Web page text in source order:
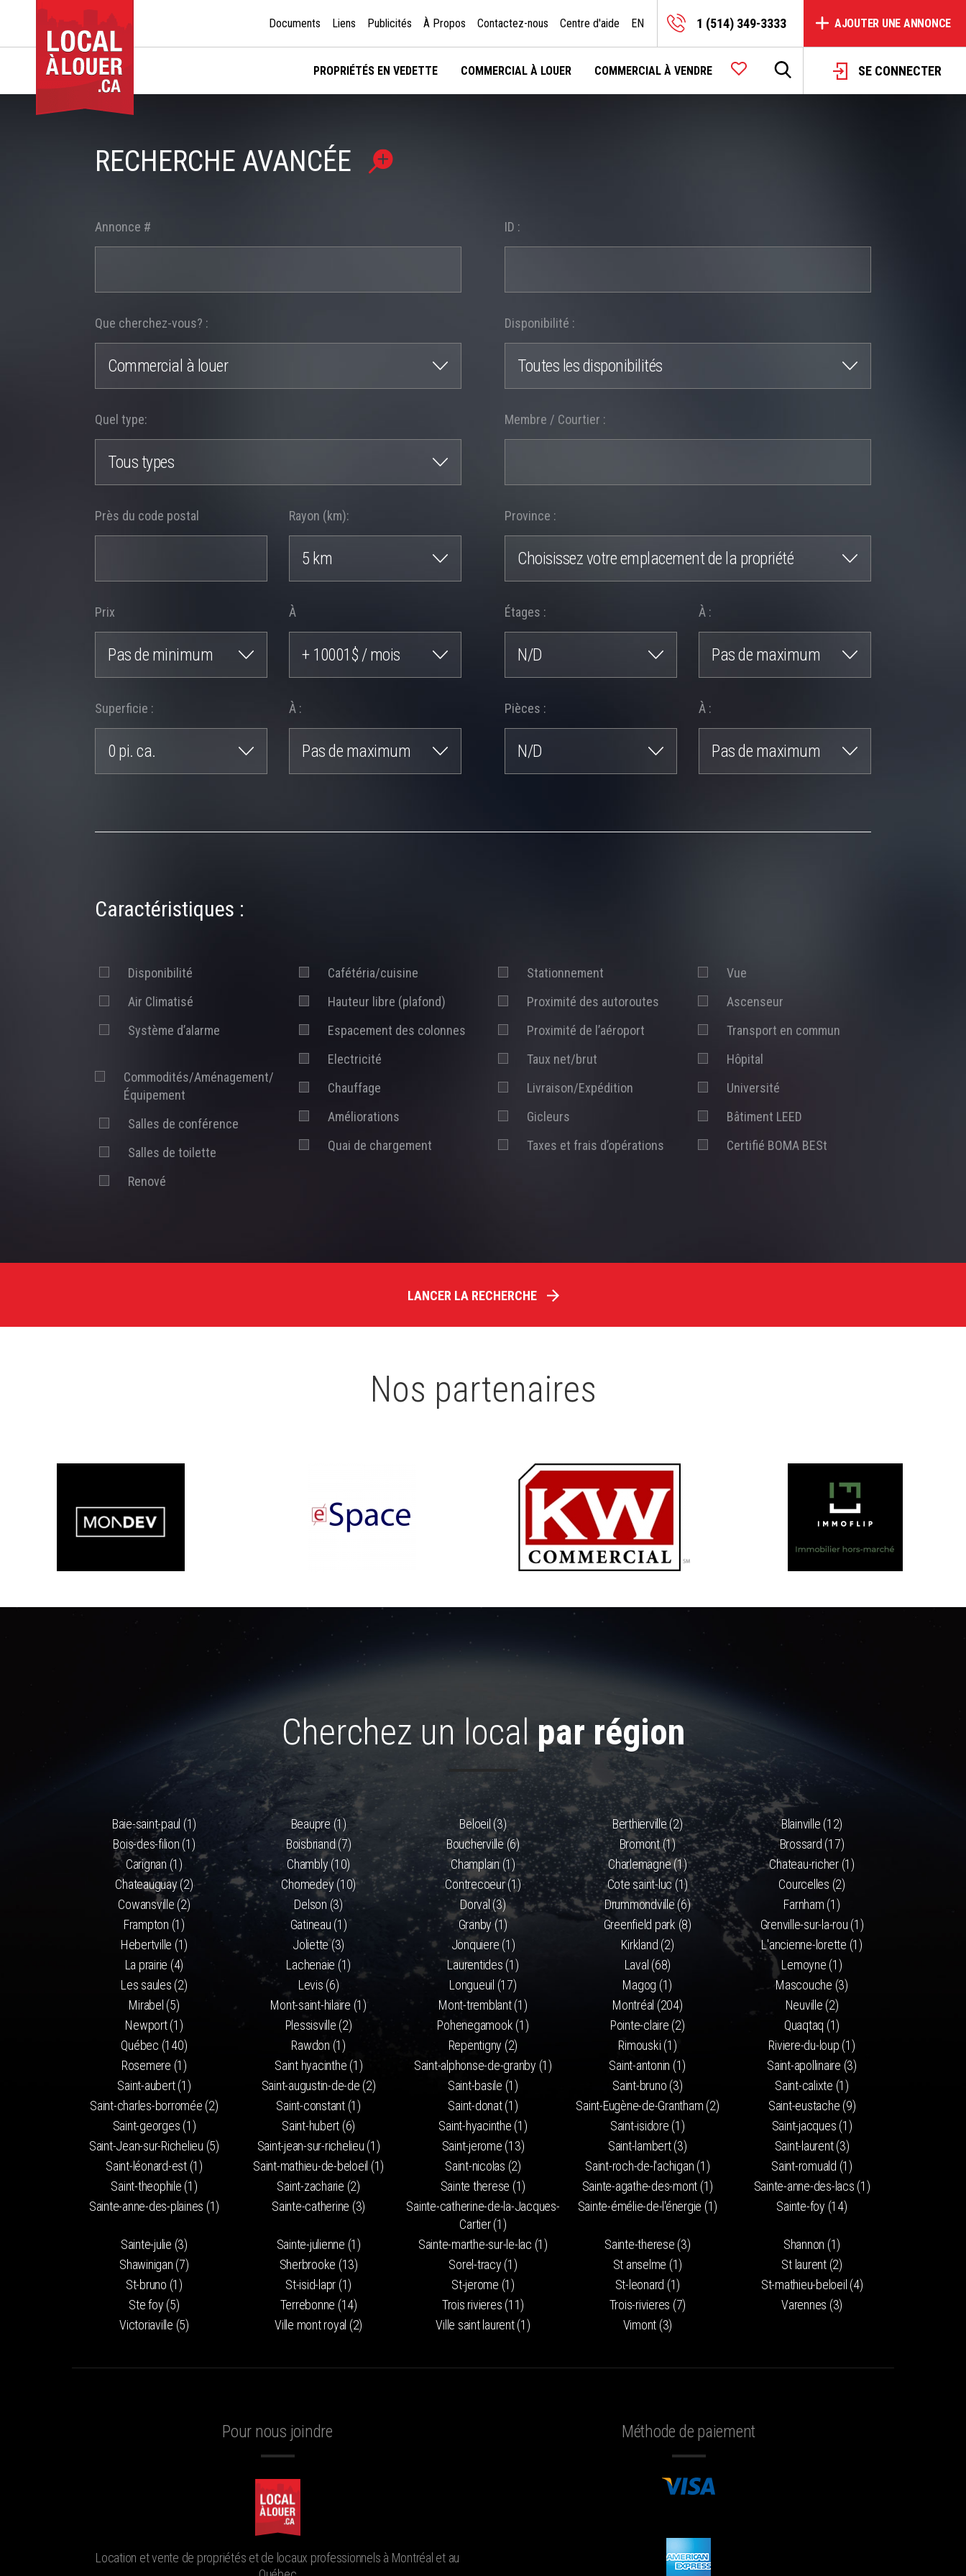
Documents Liens Publicités À Propos Contactez-nous Centre d'aide EN 1 (514) 349-3333 AJOUTER UNE ANNONCE
PROPRIÉTÉS EN VEDETTE COMMERCIAL À LOUER COMMERCIAL À VENDRE SE CONNECTER
RECHERCHE AVANCÉE
Annonce #
Que cherchez-vous? :
Commercial à louer
Quel type:
Tous types
Près du code postal Rayon (km):
5 km
Prix
Pas de minimum
À
+ 10001$ / mois
Superficie :
0 pi. ca.
À :
Pas de maximum
ID :
Disponibilité :
Toutes les disponibilités
Membre / Courtier :
Province :
Choisissez votre emplacement de la propriété
Étages :
N/D
À :
Pas de maximum
Pièces :
N/D
À :
Pas de maximum
Caractéristiques :
Disponibilité
Air Climatisé
Système d’alarme
Commodités/Aménagement/
Équipement
Salles de conférence
Salles de toilette
Renové
Cafétéria/cuisine
Hauteur libre (plafond)
Espacement des colonnes
Electricité
Chauffage
Améliorations
Quai de chargement
Stationnement
Proximité des autoroutes
Proximité de l’aéroport
Taux net/brut
Livraison/Expédition
Gicleurs
Taxes et frais d’opérations
Vue
Ascenseur
Transport en commun
Hôpital
Université
Bâtiment LEED
Certifié BOMA BESt
LANCER LA RECHERCHE
Nos partenaires
Cherchez un local par région
Baie-saint-paul (1) Beaupre (1) Beloeil (3) Berthierville (2)
Blainville (12)
Bois-des-filion (1)
Boisbriand (7) Boucherville (6) Bromont (1)
Brossard (17)
Carignan (1)
Chambly (10) Champlain (1) Charlemagne (1)
Chateau-richer (1)
Chateauguay (2)
Chomedey (10) Contrecoeur (1) Cote saint-luc (1)
Courcelles (2)
Cowansville (2)
Delson (3) Dorval (3) Drummondville (6)
Farnham (1)
Frampton (1)
Gatineau (1) Granby (1) Greenfield park (8)
Grenville-sur-la-rou (1)
Hebertville (1)
Joliette (3) Jonquiere (1) Kirkland (2)
L'ancienne-lorette (1)
La prairie (4)
Lachenaie (1) Laurentides (1) Laval (68)
Lemoyne (1)
Les saules (2)
Levis (6) Longueuil (17) Magog (1)
Mascouche (3)
Mirabel (5)
Mont-saint-hilaire (1) Mont-tremblant (1) Montréal (204)
Neuville (2)
Newport (1)
Plessisville (2) Pohenegamook (1) Pointe-claire (2)
Quaqtaq (1)
Québec (140)
Rawdon (1) Repentigny (2) Rimouski (1)
Riviere-du-loup (1)
Rosemere (1)
Saint hyacinthe (1) Saint-alphonse-de-granby (1) Saint-antonin (1)
Saint-apollinaire (3)
Saint-aubert (1)
Saint-augustin-de-de (2) Saint-basile (1) Saint-bruno (3)
Saint-calixte (1)
Saint-charles-borromée (2)
Saint-constant (1) Saint-donat (1) Saint-Eugène-de-Grantham (2)
Saint-eustache (9)
Saint-georges (1)
Saint-hubert (6) Saint-hyacinthe (1) Saint-isidore (1)
Saint-jacques (1)
Saint-Jean-sur-Richelieu (5)
Saint-jean-sur-richelieu (1) Saint-jerome (13) Saint-lambert (3)
Saint-laurent (3)
Saint-léonard-est (1)
Saint-mathieu-de-beloeil (1) Saint-nicolas (2) Saint-roch-de-l'achigan (1)
Saint-romuald (1)
Saint-theophile (1)
Saint-zacharie (2) Sainte therese (1) Sainte-agathe-des-mont (1)
Sainte-anne-des-lacs (1)
Sainte-anne-des-plaines (1)
Sainte-catherine (3)
Sainte-catherine-de-la-Jacques-
Cartier (1)
Sainte-émélie-de-l'énergie (1) Sainte-foy (14)
Sainte-julie (3) Sainte-julienne (1) Sainte-marthe-sur-le-lac (1) Sainte-therese (3)
Shannon (1)
Shawinigan (7)
Sherbrooke (13) Sorel-tracy (1) St anselme (1)
St laurent (2)
St-bruno (1)
St-isid-lapr (1) St-jerome (1) St-leonard (1)
St-mathieu-beloeil (4)
Ste foy (5)
Terrebonne (14) Trois rivieres (11) Trois-rivieres (7)
Varennes (3)
Victoriaville (5)
Ville mont royal (2) Ville saint laurent (1) Vimont (3)
Pour nous joindre
Location et vente de propriétés et de locaux professionnels à Montréal et au
Méthode de paiement